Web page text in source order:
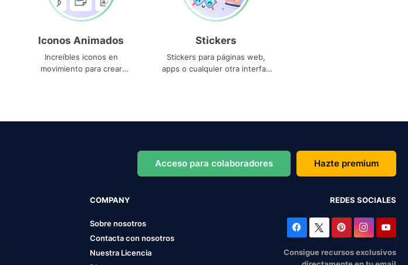
Iconos Animados
Increíbles iconos en
movimiento para crear
Stickers
Stickers para páginas web,
apps o cualquier otra interfaz
Acceso para colaboradores Hazte premium
COMPANY
Sobre nosotros
Contacta con nosotros
Nuestra Licencia
REDES SOCIALES
Consigue recursos exclusivos